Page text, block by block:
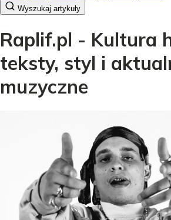
Wyszukaj artykuły
Raplif.pl - Kultura
teksty, styl i
muzyczne